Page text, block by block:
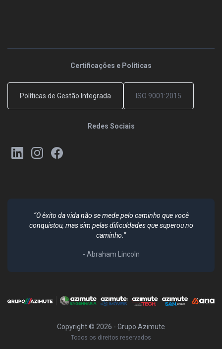
Certificações e Políticas
Políticas de Gestão Integrada ISO 9001:2015
Redes Sociais
“O êxito da vida não se mede pelo caminho que você
conquistou, mas sim pelas dificuldades que superou no
caminho.”
- Abraham Lincoln
Copyright © 2026 - Grupo Azimute
Todos os direitos reservados